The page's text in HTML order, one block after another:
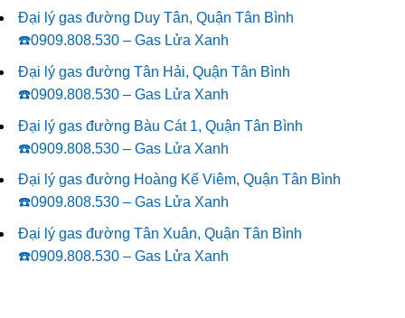
Đại lý gas đường Duy Tân, Quận Tân Bình
☎️0909.808.530 – Gas Lửa Xanh
Đại lý gas đường Tân Hải, Quận Tân Bình
☎️0909.808.530 – Gas Lửa Xanh
Đại lý gas đường Bàu Cát 1, Quận Tân Bình
☎️0909.808.530 – Gas Lửa Xanh
Đại lý gas đường Hoàng Kế Viêm, Quận Tân Bình
☎️0909.808.530 – Gas Lửa Xanh
Đại lý gas đường Tân Xuân, Quận Tân Bình
☎️0909.808.530 – Gas Lửa Xanh